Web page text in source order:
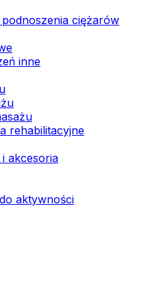
ciężarów
inne
rehabilitacyjne
akcesoria
aktywności